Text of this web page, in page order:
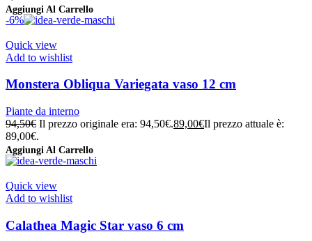
Aggiungi Al Carrello
-6%
Quick view
Add to wishlist
Monstera Obliqua Variegata vaso 12 cm
Piante da interno
94,50€ Il prezzo originale era: 94,50€.89,00€Il prezzo attuale è:
89,00€.
Aggiungi Al Carrello
Quick view
Add to wishlist
Calathea Magic Star vaso 6 cm